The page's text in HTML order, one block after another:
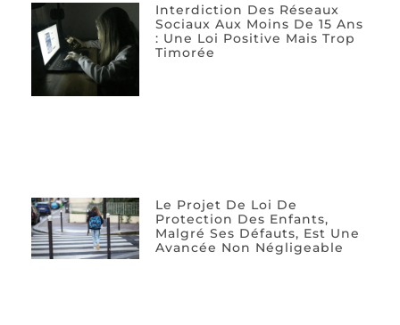
Interdiction Des Réseaux
Sociaux Aux Moins De 15 Ans
: Une Loi Positive Mais Trop
Timorée
Le Projet De Loi De
Protection Des Enfants,
Malgré Ses Défauts, Est Une
Avancée Non Négligeable